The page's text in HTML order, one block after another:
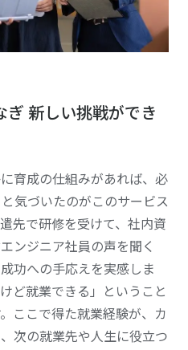
ぎ 新しい挑戦ができ
育成の仕組みがあれば、必
気づいたのがこのサービス
先で研修を受けて、社内資
ンジニア社員の声を聞く
功への手応えを実感しま
ど就業できる」ということ
ここで得た就業経験が、カ
次の就業先や人生に役立つ